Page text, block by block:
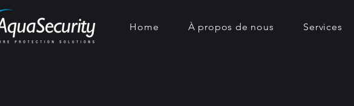
Home À propos de nous Services